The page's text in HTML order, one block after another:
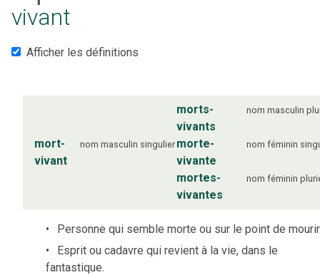
vivant
Afficher les définitions
mort-
vivant
nom masculin singulier
morts-
vivants
nom masculin
morte-
vivante
nom féminin
mortes-
vivantes
nom féminin
Personne qui semble morte ou sur le point de
Esprit ou cadavre qui revient à la vie, dans le
fantastique.